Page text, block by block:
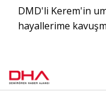
DMD'li Kerem'in
hayallerime